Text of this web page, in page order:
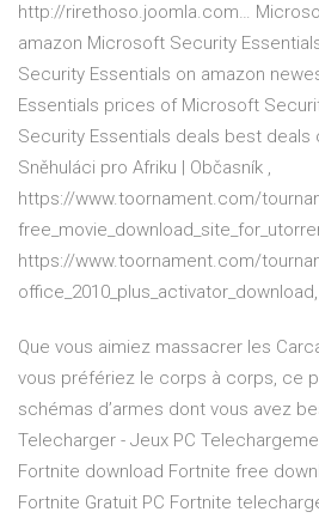
http://rirethoso.joomla.com…
amazon Microsoft Security
Security Essentials on amazon
Essentials prices of Microsoft
Security Essentials deals best
Sněhuláci pro Afriku | Občasník ,
https://www.toornament.com/
https://www.toornament.com/
Que vous aimiez massacrer les
vous préfériez le corps à corps, ce
schémas d’armes dont vous avez
Telecharger - Jeux PC
Fortnite download Fortnite free
Fortnite Gratuit PC Fortnite